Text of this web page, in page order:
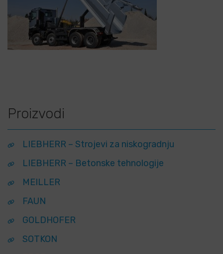
Proizvodi
LIEBHERR – Strojevi za niskogradnju
LIEBHERR – Betonske tehnologije
MEILLER
FAUN
GOLDHOFER
SOTKON